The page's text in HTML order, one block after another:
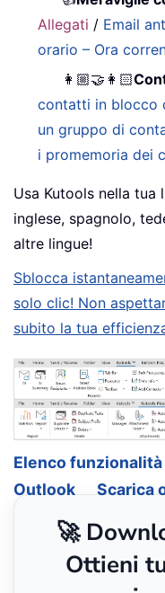
Allegati / Email
orario – Ora
👩🏼‍🤝‍👩🏻
contatti in blocco
un gruppo di
i promemoria dei
Usa Kutools nella
inglese, spagnolo,
altre lingue!
Sblocca
solo clic! Non
subito la tua
Elenco
Outlook
Scarica
🚀
Ottieni